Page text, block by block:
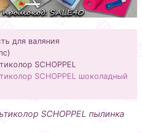
для валяния
SCHOPPEL
SCHOPPEL шоколадный
SCHOPPEL пылинка